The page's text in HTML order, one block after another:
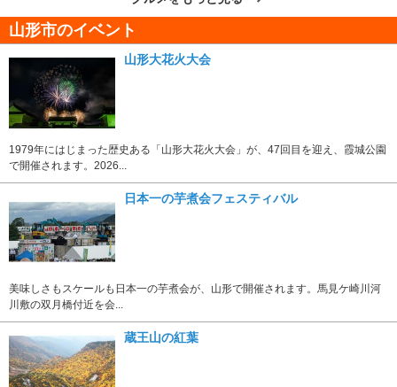
山形市のイベント
山形大花火大会
1979年にはじまった歴史ある「山形大花火大会」が、47回目を迎え、霞城公園
で開催されます。2026...
日本一の芋煮会フェスティバル
美味しさもスケールも日本一の芋煮会が、山形で開催されます。馬見ケ崎川河
川敷の双月橋付近を会...
蔵王山の紅葉